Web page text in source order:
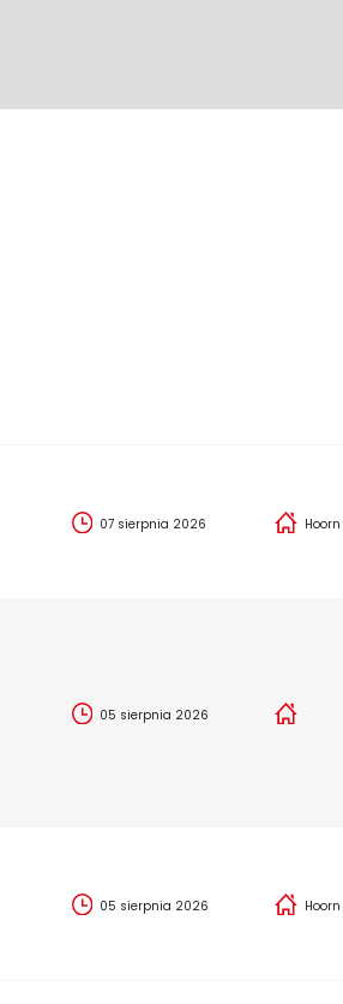
07 sierpnia 2026 Hoorn
05 sierpnia 2026
05 sierpnia 2026 Hoorn